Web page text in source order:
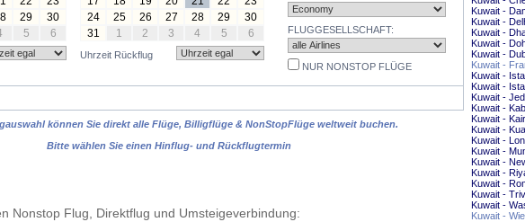
29
30
5 6
24
25 26 27 28 29
30
31
1 2 3 4 5 6
Uhrzeit Rückflug
FLUGGESELLSCHAFT:
NUR NONSTOP FLÜGE
können Sie direkt alle Flüge, Billigflüge & NonStopFlüge weltweit buchen.
Bitte wählen Sie einen Hinflug- und Rückflugtermin
Nonstop Flug, Direktflug und Umsteigeverbindung:
Kuwait -
Kuwait -
Kuwait -
Kuwait -
Kuwait -
Kuwait -
Kuwait -
Kuwait -
Kuwait -
Kuwait -
Kuwait -
Kuwait -
Kuwait -
Kuwait -
Kuwait -
Kuwait -
Kuwait -
Kuwait -
Kuwait -
Kuwait -